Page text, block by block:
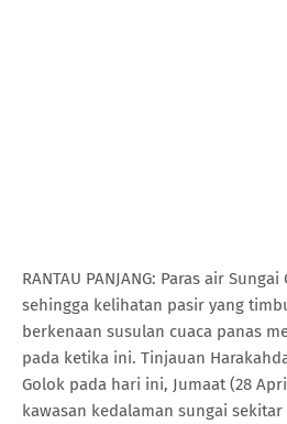
RANTAU PANJANG: Paras air
sehingga kelihatan pasir yang
berkenaan susulan cuaca panas
pada ketika ini. Tinjauan
Golok pada hari ini, Jumaat (28
kawasan kedalaman sungai sekitar